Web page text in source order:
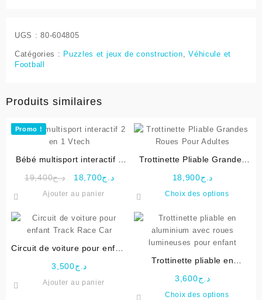
UGS :80-604805
Catégories : Puzzles et jeux de construction,Véhicule et
Football
Produits similaires
Promo !
Bébé multisport interactif 2
د.ج19,400
Le
était :
د.ج18,700
Le
actuel
د.ج18,700.
Ajouter au panier
Trottinette Pliable Grandes
د.ج18,900
Choix des options
a
options
Circuit de voiture pour enfant
د.ج3,500
Ajouter au panier
Trottinette pliable en
lumineuses pour enfant
د.ج3,600
Choix des options